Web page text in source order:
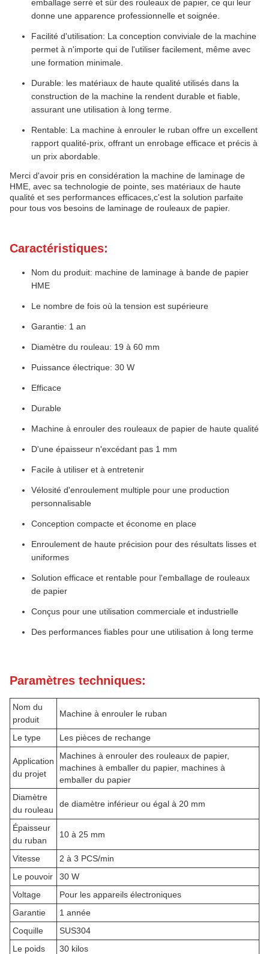
emballage serré et sûr des rouleaux de papier, ce qui leur
donne une apparence professionnelle et soignée.
Facilité d'utilisation: La conception conviviale de la machine
permet à n'importe qui de l'utiliser facilement, même avec
une formation minimale.
Durable: les matériaux de haute qualité utilisés dans la
construction de la machine la rendent durable et fiable,
assurant une utilisation à long terme.
Rentable: La machine à enrouler le ruban offre un excellent
rapport qualité-prix, offrant un enrobage efficace et précis à
un prix abordable.
Merci d'avoir pris en considération la machine de laminage de
HME, avec sa technologie de pointe, ses matériaux de haute
qualité et ses performances efficaces,c'est la solution parfaite
pour tous vos besoins de laminage de rouleaux de papier.
Caractéristiques:
Nom du produit: machine de laminage à bande de papier
HME
Le nombre de fois où la tension est supérieure
Garantie: 1 an
Diamètre du rouleau: 19 à 60 mm
Puissance électrique: 30 W
Efficace
Durable
Machine à enrouler des rouleaux de papier de haute qualité
D'une épaisseur n'excédant pas 1 mm
Facile à utiliser et à entretenir
Vélosité d'enroulement multiple pour une production
personnalisable
Conception compacte et économe en place
Enroulement de haute précision pour des résultats lisses et
uniformes
Solution efficace et rentable pour l'emballage de rouleaux
de papier
Conçus pour une utilisation commerciale et industrielle
Des performances fiables pour une utilisation à long terme
Paramètres techniques:
Nom du
produit
Machine à enrouler le ruban
Le type Les pièces de rechange
Application
du projet
Machines à enrouler des rouleaux de papier,
machines à emballer du papier, machines à
emballer du papier
Diamètre
du rouleau
de diamètre inférieur ou égal à 20 mm
Épaisseur
du ruban
10 à 25 mm
Vitesse
2 à 3 PCS/min
Le pouvoir
30 W
Voltage
Pour les appareils électroniques
Garantie
1 année
Coquille
SUS304
Le poids
30 kilos